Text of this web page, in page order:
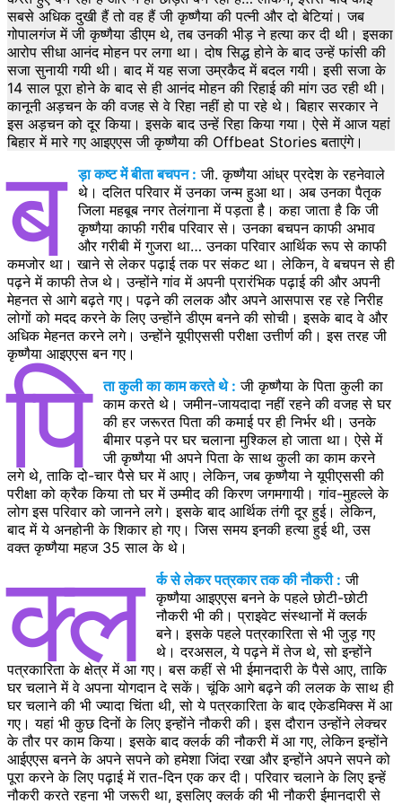
सबसे अधिक दुखी हैं तो वह हैं जी कृष्णैया की पत्नी और दो बेटियां। जब
गोपालगंज में जी कृष्णैया डीएम थे, तब उनकी भीड़ ने हत्या कर दी थी। इसका
आरोप सीधा आनंद मोहन पर लगा था। दोष सिद्ध होने के बाद उन्हें फांसी की
सजा सुनायी गयी थी। बाद में यह सजा उम्रकैद में बदल गयी। इसी सजा के
14 साल पूरा होने के बाद से ही आनंद मोहन की रिहाई की मांग उठ रही थी।
कानूनी अड़चन के की वजह से वे रिहा नहीं हो पा रहे थे। बिहार सरकार ने
इस अड़चन को दूर किया। इसके बाद उन्हें रिहा किया गया। ऐसे में आज यहां
बिहार में मारे गए आइएएस जी कृष्णैया की Offbeat Stories बताएंगे।
ब ड़ा कष्ट में बीता बचपन : जी. कृष्णैया आंध्र प्रदेश के रहनेवाले
थे। दलित परिवार में उनका जन्म हुआ था। अब उनका पैतृक
जिला महबूब नगर तेलंगाना में पड़ता है। कहा जाता है कि जी
कृष्णैया काफी गरीब परिवार से। उनका बचपन काफी अभाव
और गरीबी में गुजरा था… उनका परिवार आर्थिक रूप से काफी
कमजोर था। खाने से लेकर पढ़ाई तक पर संकट था। लेकिन, वे बचपन से ही
पढ़ने में काफी तेज थे। उन्होंने गांव में अपनी प्रारंभिक पढ़ाई की और अपनी
मेहनत से आगे बढ़ते गए। पढ़ने की ललक और अपने आसपास रह रहे निरीह
लोगों को मदद करने के लिए उन्होंने डीएम बनने की सोची। इसके बाद वे और
अधिक मेहनत करने लगे। उन्होंने यूपीएससी परीक्षा उत्तीर्ण की। इस तरह जी
कृष्णैया आइएएस बन गए।
पि ता कुली का काम करते थे : जी कृष्णैया के पिता कुली का
काम करते थे। जमीन-जायदादा नहीं रहने की वजह से घर
की हर जरूरत पिता की कमाई पर ही निर्भर थी। उनके
बीमार पड़ने पर घर चलाना मुश्किल हो जाता था। ऐसे में
जी कृष्णैया भी अपने पिता के साथ कुली का काम करने
लगे थे, ताकि दो-चार पैसे घर में आए। लेकिन, जब कृष्णैया ने यूपीएससी की
परीक्षा को क्रैक किया तो घर में उम्मीद की किरण जगमगायी। गांव-मुहल्ले के
लोग इस परिवार को जानने लगे। इसके बाद आर्थिक तंगी दूर हुई। लेकिन,
बाद में ये अनहोनी के शिकार हो गए। जिस समय इनकी हत्या हुई थी, उस
वक्त कृष्णैया महज 35 साल के थे।
क्ल र्क से लेकर पत्रकार तक की नौकरी : जी
कृष्णैया आइएएस बनने के पहले छोटी-छोटी
नौकरी भी की। प्राइवेट संस्थानों में क्लर्क
बने। इसके पहले पत्रकारिता से भी जुड़ गए
थे। दरअसल, ये पढ़ने में तेज थे, सो इन्होंने
पत्रकारिता के क्षेत्र में आ गए। बस कहीं से भी ईमानदारी के पैसे आए, ताकि
घर चलाने में वे अपना योगदान दे सकें। चूंकि आगे बढ़ने की ललक के साथ ही
घर चलाने की भी ज्यादा चिंता थी, सो ये पत्रकारिता के बाद एकेडमिक्स में आ
गए। यहां भी कुछ दिनों के लिए इन्होंने नौकरी की। इस दौरान उन्होंने लेक्चर
के तौर पर काम किया। इसके बाद क्लर्क की नौकरी में आ गए, लेकिन इन्होंने
आईएएस बनने के अपने सपने को हमेशा जिंदा रखा और इन्होंने अपने सपने को
पूरा करने के लिए पढ़ाई में रात-दिन एक कर दी। परिवार चलाने के लिए इन्हें
नौकरी करते रहना भी जरूरी था, इसलिए क्लर्क की भी नौकरी ईमानदारी से